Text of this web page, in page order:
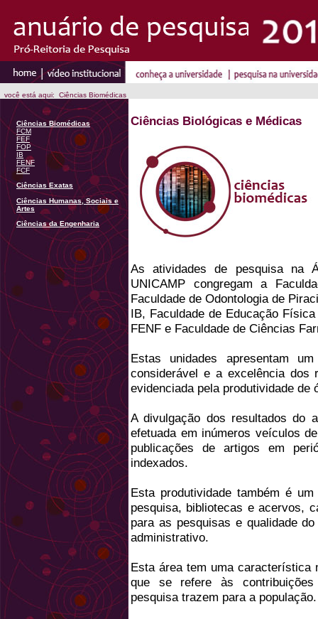
você está aqui: Ciências Biomédicas
Ciências Biomédicas
FCM
FEF
FOP
IB
FENF
FCF
Ciências Exatas
Ciências Humanas, Sociais e
Artes
Ciências da Engenharia
Ciências Biológicas e Médicas
As atividades de pesquisa na
UNICAMP congregam a
Faculdade de Odontologia de
IB, Faculdade de Educação
FENF e Faculdade de Ciências
Estas unidades apresentam
considerável e a excelência dos
evidenciada pela produtividade de
A divulgação dos resultados do
efetuada em inúmeros veículos
publicações de artigos em
indexados.
Esta produtividade também é
pesquisa, bibliotecas e acervos,
para as pesquisas e qualidade
administrativo.
Esta área tem uma característica
que se refere às
pesquisa trazem para a população.